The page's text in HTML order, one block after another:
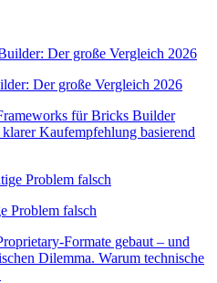
Der große Vergleich 2026
für Bricks Builder
Kaufempfehlung basierend
Problem falsch
Formate gebaut – und
Dilemma. Warum technische